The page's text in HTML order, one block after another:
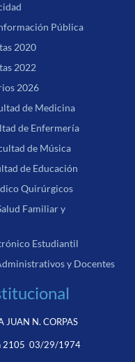
Pública
2020
2022
2026
de Medicina
de Enfermería
de Música
de Educación
Quirúrgicos
Familiar y
Estudiantil
y Docentes
JUAN N. CORPAS
2105 03/29/1974